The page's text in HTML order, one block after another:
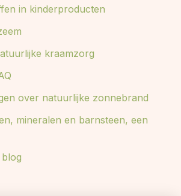
in kinderproducten
kraamzorg
over natuurlijke zonnebrand
mineralen en barnsteen, een